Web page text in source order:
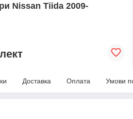
Nissan Tiida 2009-
Доставка Оплата Умови